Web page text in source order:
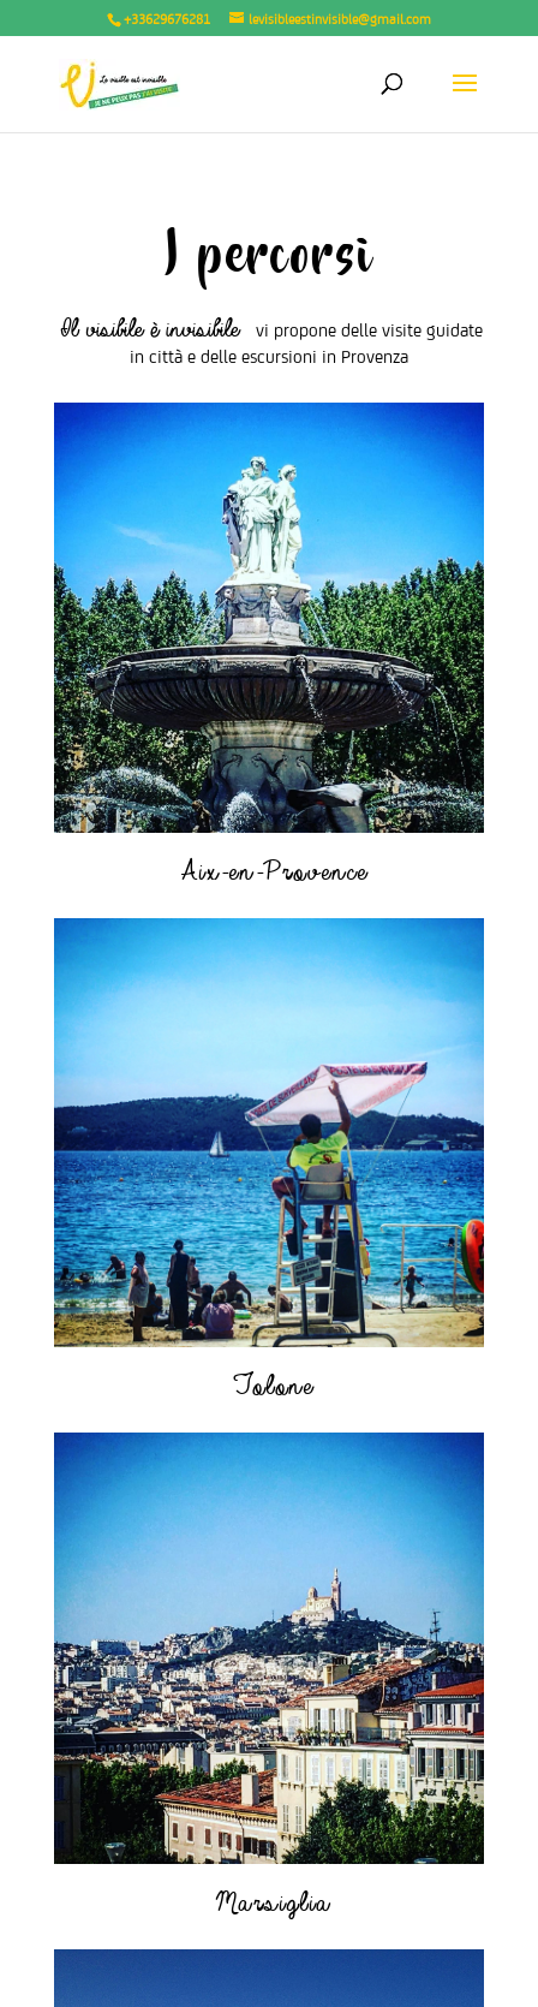
+33629676281 levisibleestinvisible@gmail.com
I percorsi
Il visibile è invisibilevi propone delle visite guidate
in città e delle escursioni in Provenza
Aix-en-Provence
Tolone
Marsiglia